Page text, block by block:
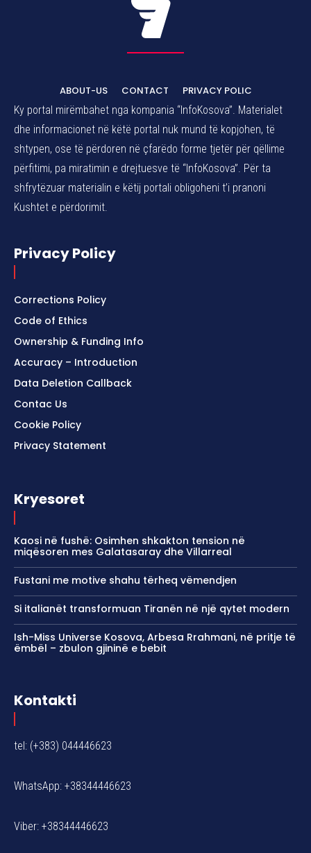
ABOUT-US CONTACT
PRIVACY POLIC
Ky portal mirëmbahet nga kompania “InfoKosova”. Materialet
dhe informacionet në këtë portal nuk mund të kopjohen, të
shtypen, ose të përdoren në çfarëdo forme tjetër për qëllime
përfitimi, pa miratimin e drejtuesve të “InfoKosova”. Për ta
shfrytëzuar materialin e këtij portali obligoheni t’i pranoni
Kushtet e përdorimit.
Privacy Policy
Corrections Policy
Code of Ethics
Ownership & Funding Info
Accuracy – Introduction
Data Deletion Callback
Contac Us
Cookie Policy
Privacy Statement
Kryesoret
Kaosi në fushë: Osimhen shkakton tension në
miqësoren mes Galatasaray dhe Villarreal
Fustani me motive shahu tërheq vëmendjen
Si italianët transformuan Tiranën në një qytet modern
Ish-Miss Universe Kosova, Arbesa Rrahmani, në pritje të
ëmbël – zbulon gjininë e bebit
Kontakti
tel: (+383) 044446623
WhatsApp: +38344446623
Viber: +38344446623